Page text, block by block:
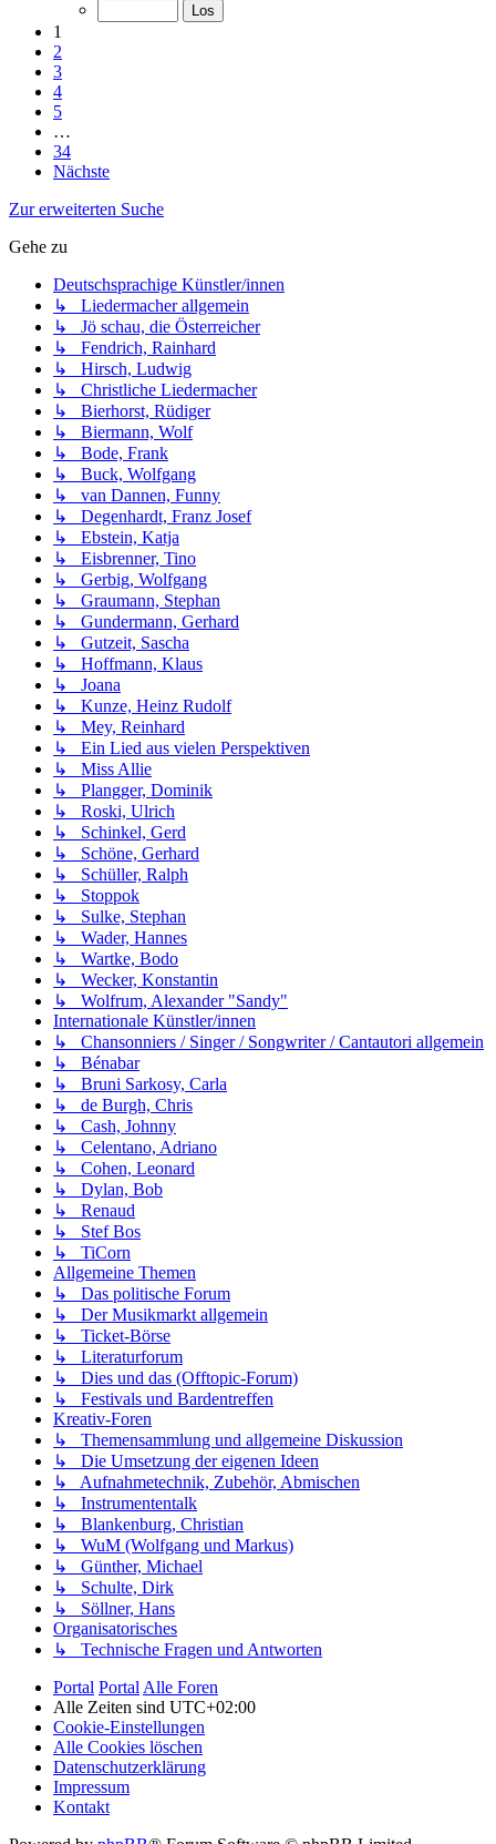
1
2
3
4
5
…
34
Nächste
Zur erweiterten Suche
Gehe zu
Deutschsprachige Künstler/innen
↳ Liedermacher allgemein
↳ Jö schau, die Österreicher
↳ Fendrich, Rainhard
↳ Hirsch, Ludwig
↳ Christliche Liedermacher
↳ Bierhorst, Rüdiger
↳ Biermann, Wolf
↳ Bode, Frank
↳ Buck, Wolfgang
↳ van Dannen, Funny
↳ Degenhardt, Franz Josef
↳ Ebstein, Katja
↳ Eisbrenner, Tino
↳ Gerbig, Wolfgang
↳ Graumann, Stephan
↳ Gundermann, Gerhard
↳ Gutzeit, Sascha
↳ Hoffmann, Klaus
↳ Joana
↳ Kunze, Heinz Rudolf
↳ Mey, Reinhard
↳ Ein Lied aus vielen Perspektiven
↳ Miss Allie
↳ Plangger, Dominik
↳ Roski, Ulrich
↳ Schinkel, Gerd
↳ Schöne, Gerhard
↳ Schüller, Ralph
↳ Stoppok
↳ Sulke, Stephan
↳ Wader, Hannes
↳ Wartke, Bodo
↳ Wecker, Konstantin
↳ Wolfrum, Alexander "Sandy"
Internationale Künstler/innen
↳ Chansonniers / Singer / Songwriter / Cantautori allgemein
↳ Bénabar
↳ Bruni Sarkosy, Carla
↳ de Burgh, Chris
↳ Cash, Johnny
↳ Celentano, Adriano
↳ Cohen, Leonard
↳ Dylan, Bob
↳ Renaud
↳ Stef Bos
↳ TiCorn
Allgemeine Themen
↳ Das politische Forum
↳ Der Musikmarkt allgemein
↳ Ticket-Börse
↳ Literaturforum
↳ Dies und das (Offtopic-Forum)
↳ Festivals und Bardentreffen
Kreativ-Foren
↳ Themensammlung und allgemeine Diskussion
↳ Die Umsetzung der eigenen Ideen
↳ Aufnahmetechnik, Zubehör, Abmischen
↳ Instrumententalk
↳ Blankenburg, Christian
↳ WuM (Wolfgang und Markus)
↳ Günther, Michael
↳ Schulte, Dirk
↳ Söllner, Hans
Organisatorisches
↳ Technische Fragen und Antworten
Portal Portal Alle Foren
Alle Zeiten sind UTC+02:00
Cookie-Einstellungen
Alle Cookies löschen
Datenschutzerklärung
Impressum
Kontakt